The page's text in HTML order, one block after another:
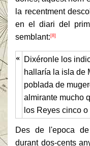
la recentment
en el diari del
semblant: [8]
« Dixéronle los
hallaría la isla de
poblada de
almirante mucho
los Reyes cinco
Des de l'epoca
durant dos-cents